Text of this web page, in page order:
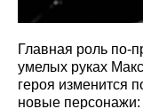
Главная роль по-
умелых руках
героя изменится
новые